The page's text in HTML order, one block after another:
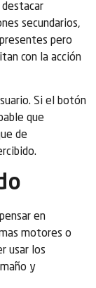
destacar
secundarios,
presentes pero
con la acción
Si el botón
que
de
en
motores o
usar los
y